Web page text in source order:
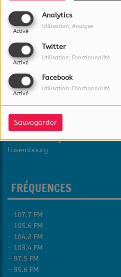
Analytics
Activé
Utilisation: Analyse
Twitter
Activé
Utilisation: Fonctionnalité
Facebook
Activé
Utilisation: Fonctionnalité
Sauvegarder
À PROPOS
L'essentiel Radio est éditée par :
RadioLux S.A.
115a, rue Emile Mark
4620 Differdange
Luxembourg
FRÉQUENCES
- 107.7 FM
- 105.6 FM
- 104.2 FM
- 103.4 FM
- 97.5 FM
- 95.6 FM